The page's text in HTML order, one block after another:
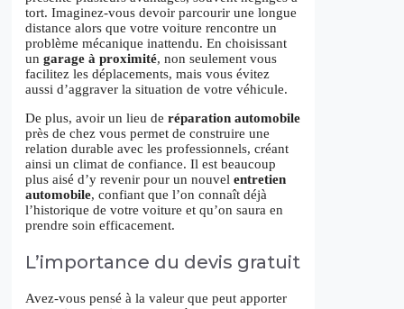
tort. Imaginez-vous devoir parcourir une longue
distance alors que votre voiture rencontre un
problème mécanique inattendu. En choisissant
un garage à proximité, non seulement vous
facilitez les déplacements, mais vous évitez
aussi d’aggraver la situation de votre véhicule.
De plus, avoir un lieu de réparation automobile
près de chez vous permet de construire une
relation durable avec les professionnels, créant
ainsi un climat de confiance. Il est beaucoup
plus aisé d’y revenir pour un nouvel entretien
automobile, confiant que l’on connaît déjà
l’historique de votre voiture et qu’on saura en
prendre soin efficacement.
L’importance du devis gratuit
Avez-vous pensé à la valeur que peut apporter